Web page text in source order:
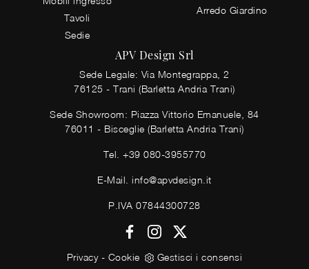
Tavoli
Sedie
Arredo Giardino
APV Design Srl
Sede Legale: Via Montegrappa, 2
76125 - Trani (Barletta Andria Trani)
Sede Showroom: Piazza Vittorio Emanuele, 84
76011 - Bisceglie (Barletta Andria Trani)
Tel. +39 080-3955770
E-Mail.info@apvdesign.it
P.IVA 07844300728
Privacy- Cookie Gestisci i consensi